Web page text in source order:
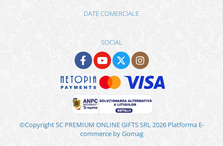
DATE COMERCIALE
SOCIAL
©Copyright SC PREMIUM ONLINE GIFTS SRL 2026 Platforma E-
commerce by Gomag